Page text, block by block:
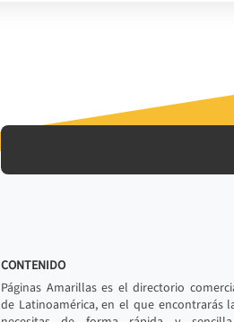
CONTENIDO
Páginas Amarillas es el directorio
de Latinoamérica, en el que encontrarás